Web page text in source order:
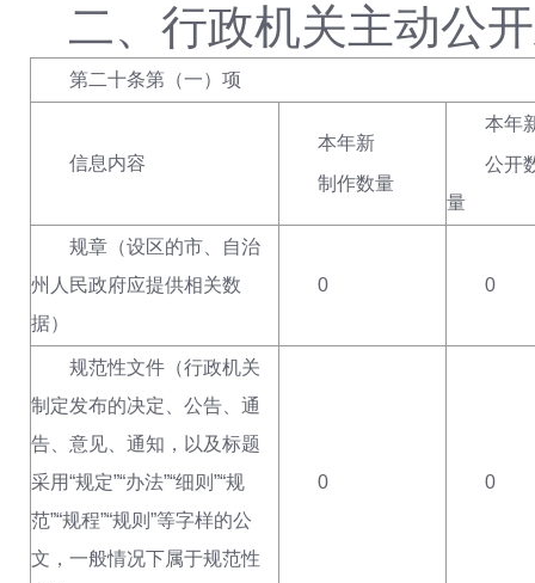
二、行政机关主动公
第二十条第（一）项
信息内容
本年新
制作数量
本年
公开
量
规章 （设区的市、自治
州人民政府应提供相关数
据）
0 0
规范性文件（行政机关
制定发布的决定、公告、通
告、意见、通知，以及标题
采用“规定”“办法”“细则”“规
范”“规程”“规则”等字样的公
文，一般情况下属于规范性
0 0